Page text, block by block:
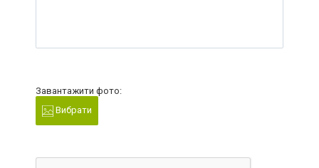
Завантажити фото:
Вибрати